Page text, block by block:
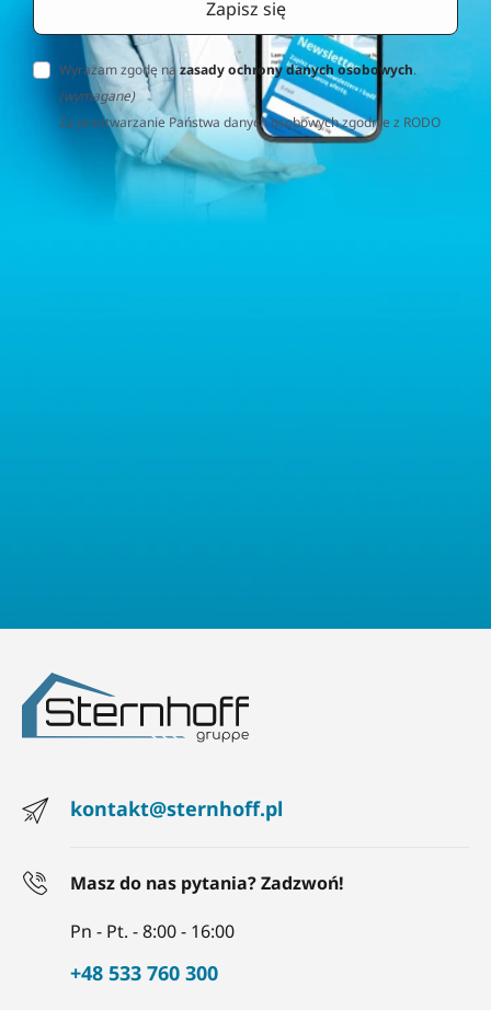
Wyrażam zgodę nazasady ochrony danych osobowych.
(wymagane)
Za przetwarzanie Państwa danych osobowych zgodnie z RODO
(Rozporządzenie o Ochronie Danych Osobowych) odpowiedzialna
jest firma Home&Decor Sp. z o.o., Instalatorów 17/108, 02-237
Warszawa, Polska, NIP: PL5223059837 („Administrator”). W
kontakt@sternhoff.pl
Masz do nas pytania? Zadzwoń!
Pn - Pt. - 8:00 - 16:00
+48 533 760 300